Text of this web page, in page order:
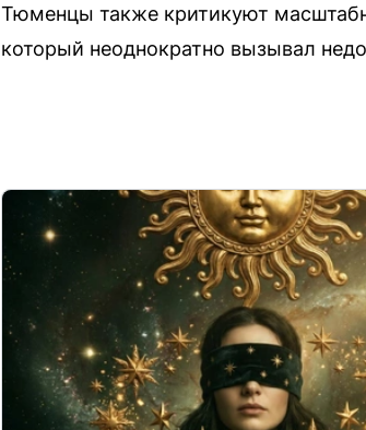
Тюменцы также критикуют
который неоднократно вызывал